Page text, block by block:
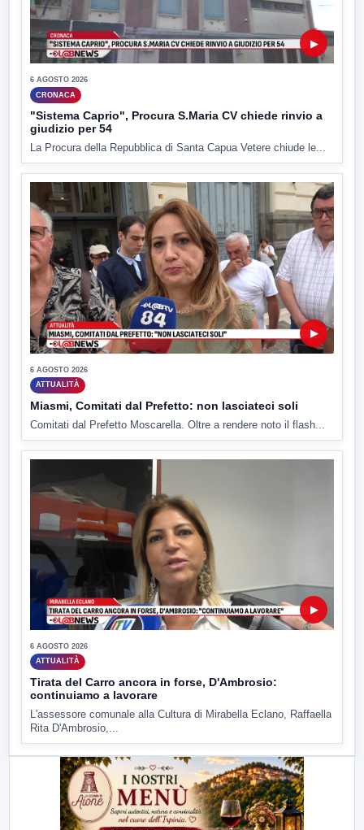
▶
6 AGOSTO 2026
CRONACA
"Sistema Caprio", Procura S.Maria CV chiede rinvio a
giudizio per 54
La Procura della Repubblica di Santa Capua Vetere chiude le...
▶
6 AGOSTO 2026
ATTUALITÀ
Miasmi, Comitati dal Prefetto: non lasciateci soli
Comitati dal Prefetto Moscarella. Oltre a rendere noto il flash...
▶
6 AGOSTO 2026
ATTUALITÀ
Tirata del Carro ancora in forse, D'Ambrosio:
continuiamo a lavorare
L'assessore comunale alla Cultura di Mirabella Eclano, Raffaella
Rita D'Ambrosio,...